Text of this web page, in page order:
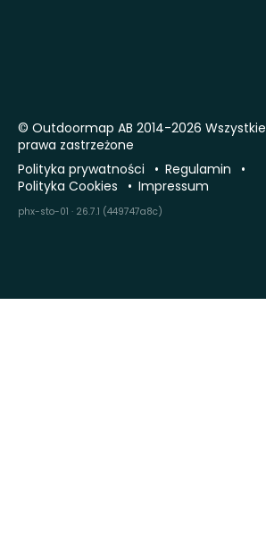
© Outdoormap AB 2014-2026 Wszystkie
prawa zastrzeżone
Polityka prywatności
Regulamin
Polityka Cookies
Impressum
phx-sto-01 · 26.7.1 (449747a8c)